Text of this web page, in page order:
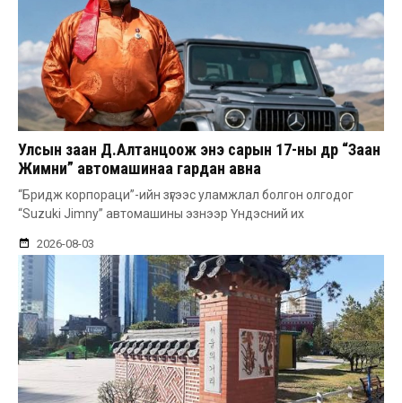
Улсын заан Д.Алтанцоож энэ сарын 17-ны өдөр “Заан
Жимни” автомашинаа гардан авна
“Бридж корпораци”-ийн зүгээс уламжлал болгон олгодог
“Suzuki Jimny” автомашины эзнээр Үндэсний их
2026-08-03